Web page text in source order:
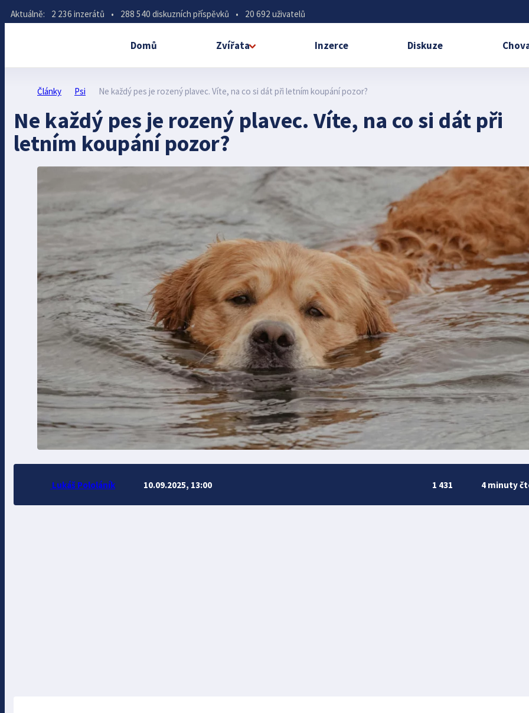
Aktuálně: 2 236 inzerátů • 288 540 diskuzních příspěvků • 20 692 uživatelů
Domů Zvířata Inzerce Diskuze
Články Psi Ne každý pes je rozený plavec. Víte, na co si dát při letním koupání pozor?
Ne každý pes je rozený plavec. Víte, na co si dát při
letním koupání pozor?
Lukáš Pololáník 10.09.2025, 13:00 1 431 4 minuty